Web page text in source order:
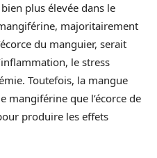
plus élevée dans le
majoritairement
du manguier, serait
le stress
Toutefois, la mangue
que l’écorce de
produire les effets